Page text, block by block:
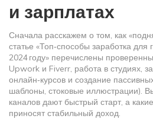
и зарплатах
Сначала расскажем о том, как
статье «Топ‑способы заработка
2024 году» перечислены
Upwork и Fiverr, работа в студиях,
онлайн‑курсов и создание
шаблоны, стоковые иллюстрации).
каналов дают быстрый старт, а
приносят стабильный доход.